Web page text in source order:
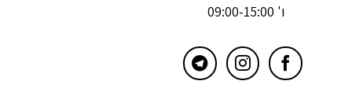
ו' 09:00-15:00